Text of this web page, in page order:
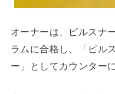
オーナーは、ピルスナ
ラムに合格し、「ピル
ー」としてカウンター